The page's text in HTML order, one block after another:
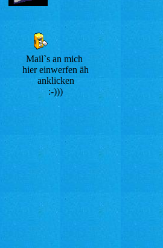
Mail`s an mich
hier einwerfen äh
anklicken
:-)))